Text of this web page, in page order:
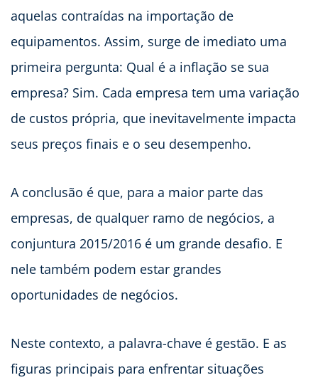
aquelas contraídas na importação de
equipamentos. Assim, surge de imediato uma
primeira pergunta: Qual é a inflação se sua
empresa? Sim. Cada empresa tem uma variação
de custos própria, que inevitavelmente impacta
seus preços finais e o seu desempenho.
A conclusão é que, para a maior parte das
empresas, de qualquer ramo de negócios, a
conjuntura 2015/2016 é um grande desafio. E
nele também podem estar grandes
oportunidades de negócios.
Neste contexto, a palavra-chave é gestão. E as
figuras principais para enfrentar situações